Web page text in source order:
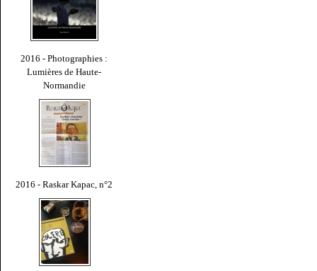
2016 - Photographies :
Lumières de Haute-
Normandie
2016 - Raskar Kapac, n°2